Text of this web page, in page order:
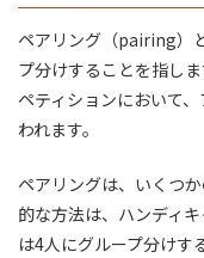
ペアリング（pairing）
プ分けすることを指し
ペティションにおいて
われます。
ペアリングは、いくつ
的な方法は、ハンディ
は4人にグループ分けす